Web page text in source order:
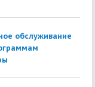
обслуживание